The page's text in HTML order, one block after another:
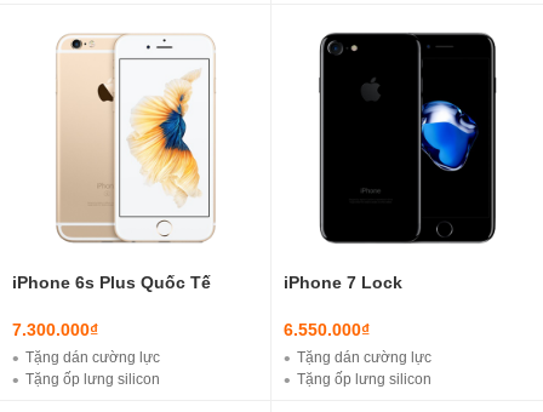
iPhone 6s Plus Quốc Tế
7.300.000₫
Tặng dán cường lực
Tặng ốp lưng silicon
iPhone 7 Lock
6.550.000₫
Tặng dán cường lực
Tặng ốp lưng silicon